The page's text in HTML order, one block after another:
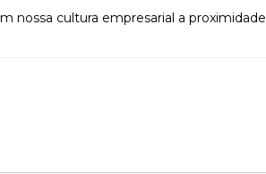
nossa cultura empresarial a proximidade